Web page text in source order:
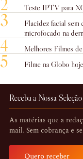
2 Teste IPTV para
3
Flacidez facial sem
microfocado na
4 Melhores Filmes
5 Filme na Globo
Receba a Nossa Seleção
As matérias que a
mail. Sem cobrança e
Quero receber